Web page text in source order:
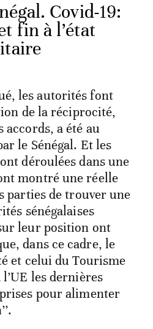
Covid-19:
fin à l’état
les autorités font
de la réciprocité,
a été au
le Sénégal. Et les
déroulées dans une
montré une réelle
parties de trouver une
sénégalaises
leur position ont
dans ce cadre, le
et celui du Tourisme
les dernières
pour alimenter